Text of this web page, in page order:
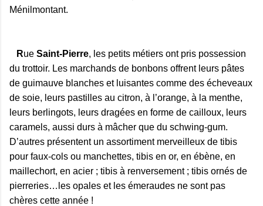
Ménilmontant.
Rue Saint-Pierre, les petits métiers ont pris possession
du trottoir. Les marchands de bonbons offrent leurs pâtes
de guimauve blanches et luisantes comme des écheveaux
de soie, leurs pastilles au citron, à l’orange, à la menthe,
leurs berlingots, leurs dragées en forme de cailloux, leurs
caramels, aussi durs à mâcher que du schwing-gum.
D’autres présentent un assortiment merveilleux de tibis
pour faux-cols ou manchettes, tibis en or, en ébène, en
maillechort, en acier ; tibis à renversement ; tibis ornés de
pierreries…les opales et les émeraudes ne sont pas
chères cette année !